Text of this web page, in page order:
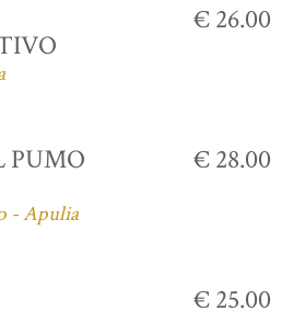
€ 26.00
PUMO
- Apulia
€ 28.00
€ 25.00